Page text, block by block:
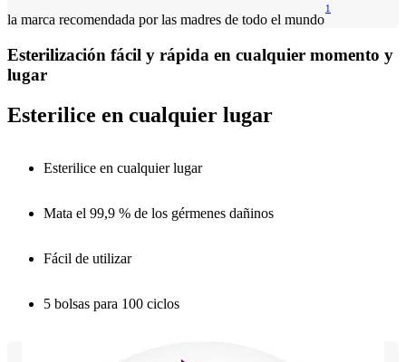
la marca recomendada por las madres de todo el mundo
1
Esterilización fácil y rápida en cualquier momento y
lugar
Esterilice en cualquier lugar
Esterilice en cualquier lugar
Mata el 99,9 % de los gérmenes dañinos
Fácil de utilizar
5 bolsas para 100 ciclos